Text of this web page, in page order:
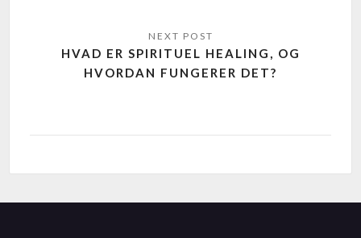
HVAD ER SPIRITUEL HEALING, OG
HVORDAN FUNGERER DET?